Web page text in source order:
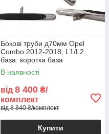
Бокові труби д70мм Opel
Combo 2012-2018, L1/L2
база: коротка база
В наявності
від 8 400 ₴/
комплект
від 8 840 ₴/комплект
Купити